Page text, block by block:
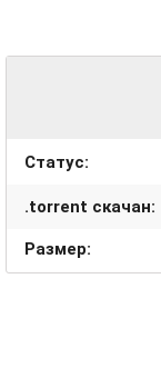
Статус:
.torrent скачан:
Размер: